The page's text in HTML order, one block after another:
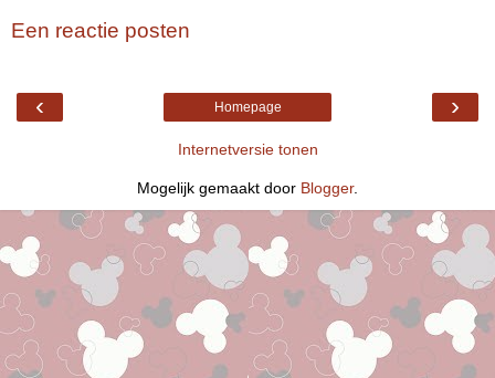
Een reactie posten
‹ ›
Homepage
Internetversie tonen
Mogelijk gemaakt door Blogger.